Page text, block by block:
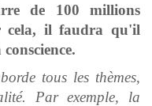
de 100 millions
cela, il faudra qu'il
tous les thèmes,
Par exemple, la